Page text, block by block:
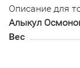
Описание для
Алыкул
Вес